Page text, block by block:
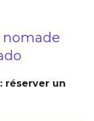
nomade
: réserver un